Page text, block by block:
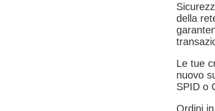
della
Le tue
nuovo
SPID o
Ordini